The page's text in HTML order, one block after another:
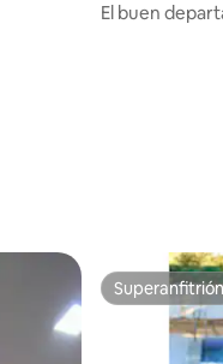
El buen
Superanfitrión
Superanfitrión